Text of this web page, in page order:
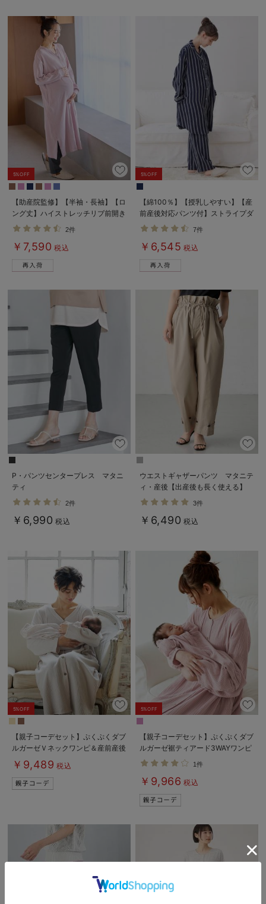
5%OFF
【助産院監修】【半袖・長袖】【ロ
ング丈】ハイストレッチリブ前開き
パジャマ マタニティ・授乳パジャ
マ【出産後も長く使える】
2件
￥7,590 税込
5%OFF
【綿100％】【授乳しやすい】【産
前産後対応パンツ付】ストライプダ
ブルガーゼパジャマ
7件
￥6,545 税込
P・パンツセンタープレス マタニ
ティ
2件
￥6,990 税込
ウエストギャザーパンツ マタニテ
ィ・産後【出産後も長く使える】
3件
￥6,490 税込
5%OFF
【親子コーデセット】ぷくぷくダブ
ルガーゼＶネックワンピ＆産前産後
使えるレギンスパジャマ&2wayオ
ール 出産準備 ギフト マタニテ
ィ・産後
￥9,489 税込
5%OFF
【親子コーデセット】ぷくぷくダブ
ルガーゼ裾ティアード3WAYワンピ
ース＆産前産後使えるレギンスパジ
ャマ&2wayオール 出産準備 ギ
フト マタニティ・産後
1件
￥9,966 税込